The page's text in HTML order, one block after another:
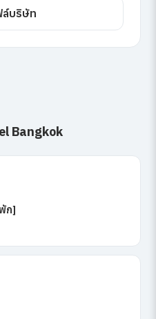
ล์บริษัท
Bangkok
ก]